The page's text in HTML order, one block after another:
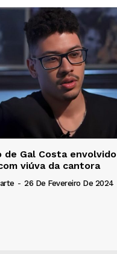
de Gal Costa envolvido
viúva da cantora
- 26 De Fevereiro De 2024